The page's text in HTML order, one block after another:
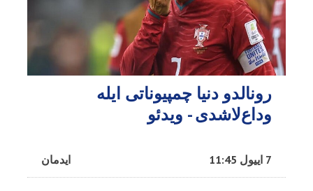
رونالدو دنیا چمپیوناتی ایله
وداع‌لاشدی - ویدئو
ایدمان 7 اییول 11:45